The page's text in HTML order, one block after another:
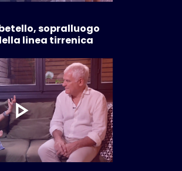
sopralluogo
linea tirrenica